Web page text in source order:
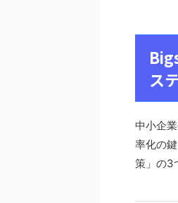
ス
中小企
率化の
策」の3